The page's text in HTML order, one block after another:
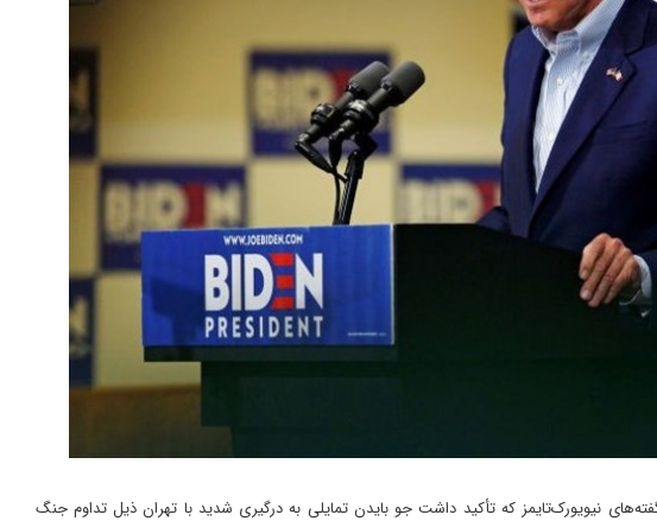
نیویورک‌تایمز که تأکید داشت جو بایدن تمایلی به درگیری شدید با تهران ذیل تداوم جنگ